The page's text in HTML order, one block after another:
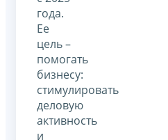
года.
Ее
цель –
помогать
бизнесу:
стимулировать
деловую
активность
и